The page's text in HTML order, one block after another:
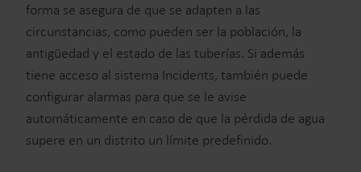
forma se asegura de que se adapten a las
circunstancias, como pueden ser la población, la
antigüedad y el estado de las tuberías. Si además
tiene acceso al sistema Incidents, también puede
configurar alarmas para que se le avise
automáticamente en caso de que la pérdida de agua
supere en un distrito un límite predefinido.